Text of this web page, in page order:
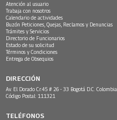
Atención al usuario
Trabaja con nosotros
Calendario de actividades
Buzón Peticiones, Quejas, Reclamos y Denuncias
Trámites y Servicios
Directorio de Funcionarios
Estado de su solicitud
Términos y Condiciones
Entrega de Obsequios
DIRECCIÓN
Av. El Dorado Cr.45 # 26 - 33 Bogotá D.C. Colombia.
Código Postal: 111321
TELÉFONOS